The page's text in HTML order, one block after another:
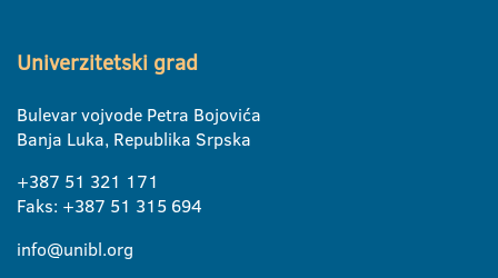
Univerzitetski grad
Bulevar vojvode Petra Bojovića
Banja Luka, Republika Srpska
+387 51 321 171
Faks: +387 51 315 694
info@unibl.org